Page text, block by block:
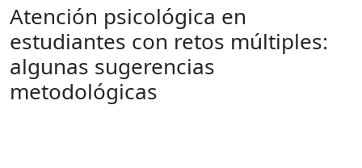
Estadísticas
Atención psicológica en
estudiantes con retos múltiples:
algunas sugerencias
metodológicas